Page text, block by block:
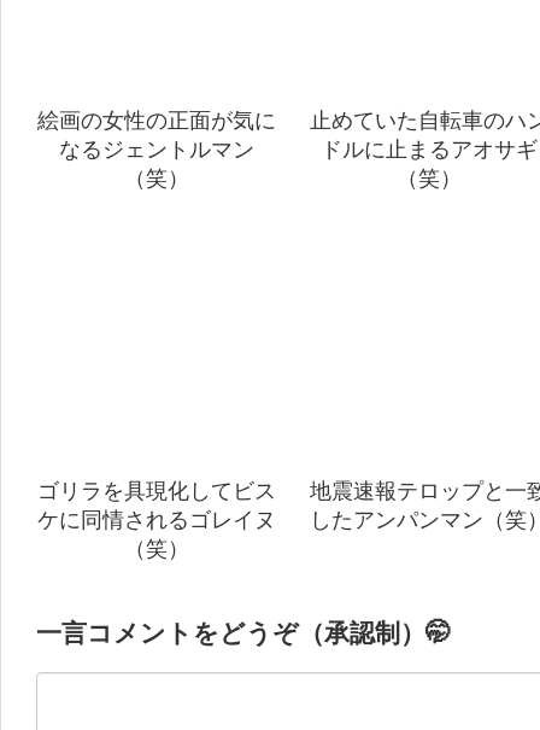
絵画の女性の正面が気に
なるジェントルマン
（笑）
止めていた自転車のハ
ドルに止まるアオサギ
（笑）
ゴリラを具現化してビス
ケに同情されるゴレイヌ
（笑）
地震速報テロップと一
したアンパンマン（笑
一言コメントをどうぞ（承認制）🤭